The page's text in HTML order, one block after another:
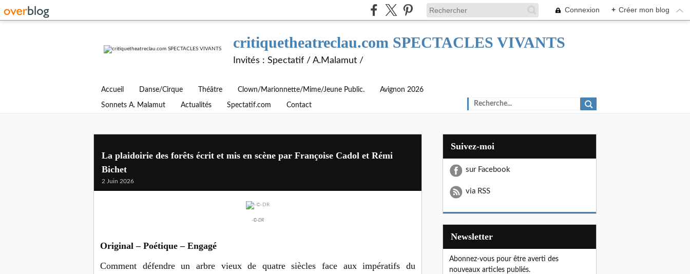
Connexion + Créer mon blog
critiquetheatreclau.com SPECTACLES VIVANTS
Invités : Spectatif / A.Malamut /
Accueil Danse/Cirque Théâtre Clown/Marionnette/Mime/Jeune Public. Avignon 2026
Sonnets A. Malamut Actualités Spectatif.com Contact
La plaidoirie des forêts écrit et mis en scène par Françoise Cadol et Rémi
Bichet
2 Juin 2026
-©-DR
Original – Poétique – Engagé
Comment défendre un arbre vieux de quatre siècles face aux impératifs du
Suivez-moi
sur Facebook
via RSS
Newsletter
Abonnez-vous pour être averti des
nouveaux articles publiés.